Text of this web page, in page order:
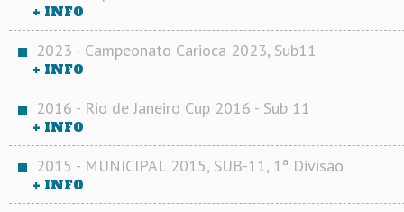
+ INFO
2023 - Campeonato Carioca 2023, Sub11
+ INFO
2016 - Rio de Janeiro Cup 2016 - Sub 11
+ INFO
2015 - MUNICIPAL 2015, SUB-11, 1ª Divisão
+ INFO